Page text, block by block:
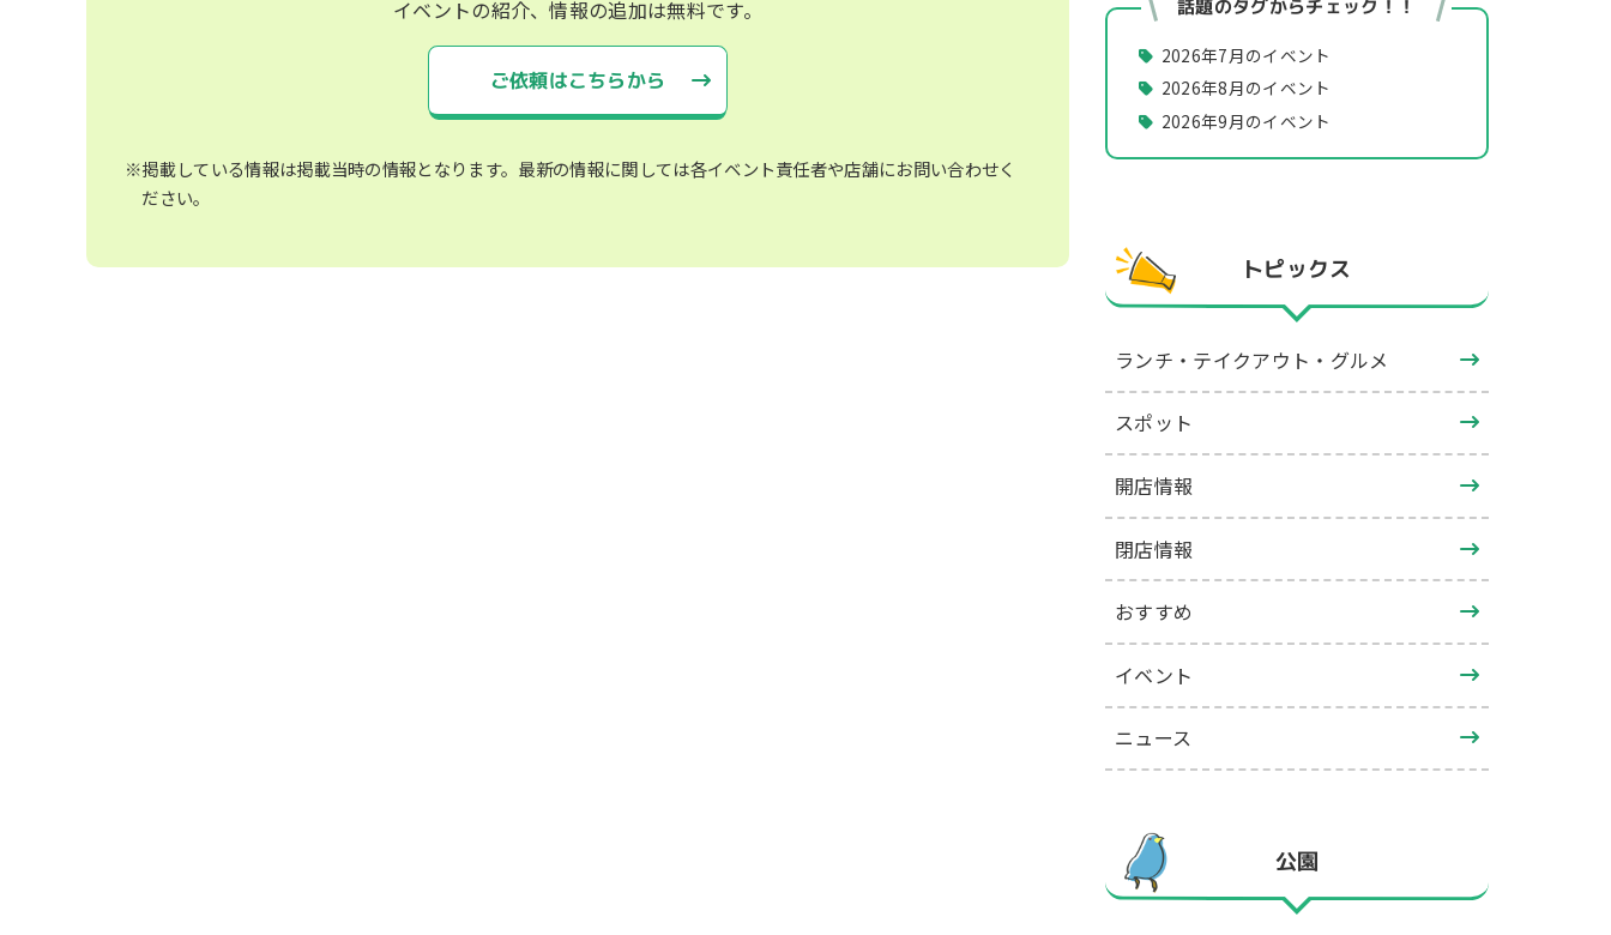
イベントの紹介、情報の追加は無料です。
ご依頼はこちらから
※掲載している情報は掲載当時の情報となります。最新の情報に関しては各イベント責任者や店舗にお問い合わせく
ださい。
話題のタグからチェック！！
2026年7月のイベント
2026年8月のイベント
2026年9月のイベント
トピックス
ランチ・テイクアウト・グルメ
スポット
開店情報
閉店情報
おすすめ
イベント
ニュース
公園